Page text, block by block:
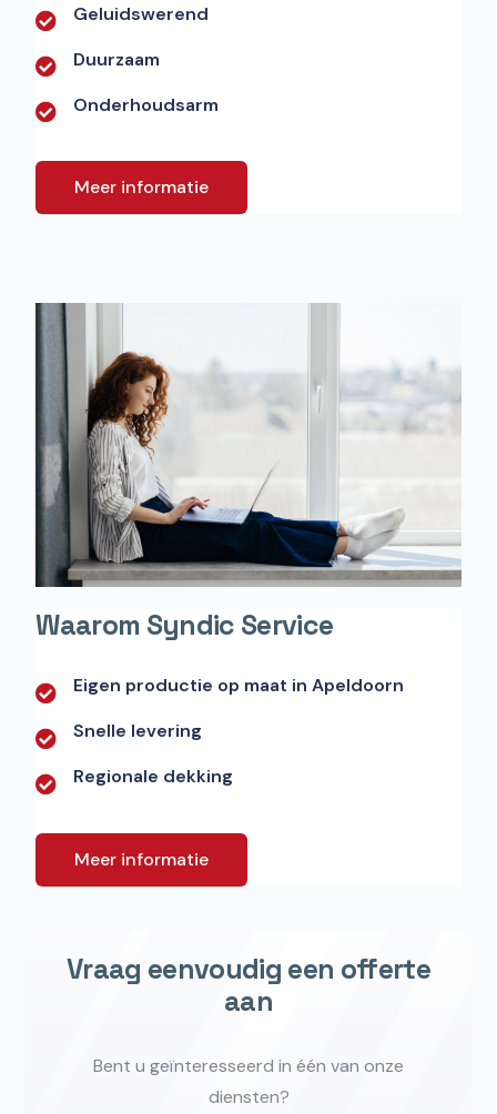
Geluidswerend
Duurzaam
Onderhoudsarm
Meer informatie
Waarom Syndic Service ​
Eigen productie op maat in Apeldoorn
Snelle levering
Regionale dekking
Meer informatie
Vraag eenvoudig een offerte
aan
Bent u geïnteresseerd in één van onze
diensten?